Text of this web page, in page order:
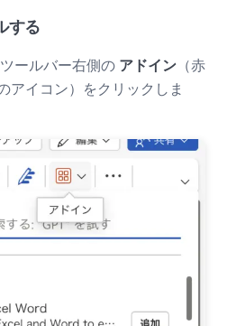
する
ールバー右側の アドイン （赤
アイコン）をクリックしま